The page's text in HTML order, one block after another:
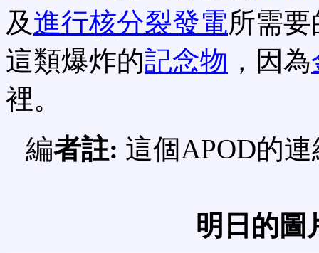
及進行核分裂發電所需
這類爆炸的記念物 ，因為
裡。
編者註: 這個APOD的
明日的